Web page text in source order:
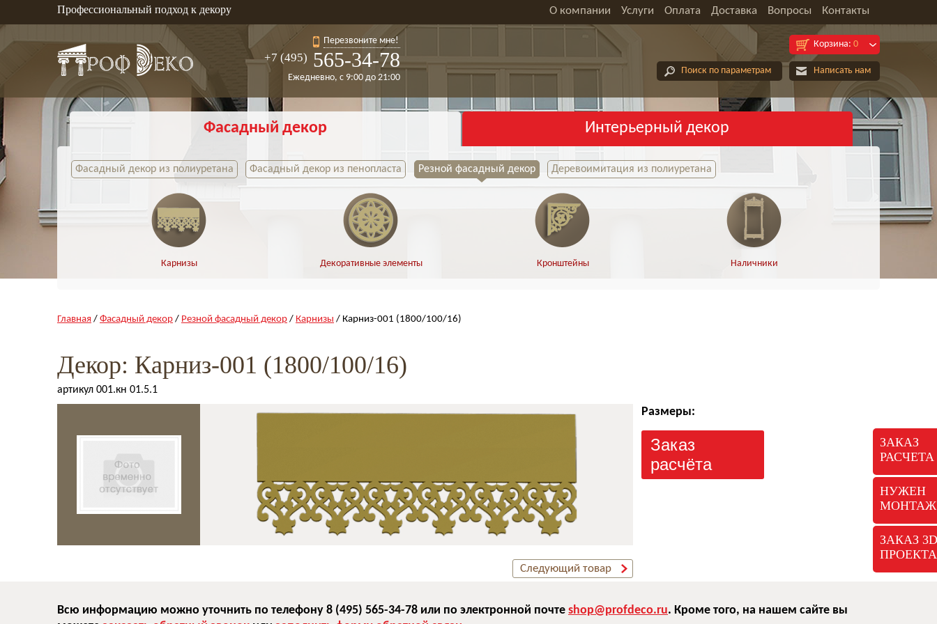
ЗАКАЗ
РАСЧЕТА
НУЖЕН
МОНТАЖ
ЗАКАЗ 3D
ПРОЕКТА
Профессиональный подход к декору О компании Услуги Оплата Доставка Вопросы Контакты
Перезвоните мне!
+7 (495) 565-34-78
Ежедневно, с 9:00 до 21:00
Корзина: 0
Написать нам
Поиск по параметрам
Фасадный декор Интерьерный декор
Фасадный декор из полиуретана Фасадный декор из пенопласта Резной фасадный декор Деревоимитация из полиуретана
Карнизы Декоративные элементы Кронштейны Наличники
Главная / Фасадный декор / Резной фасадный декор / Карнизы / Карниз-001 (1800/100/16)
Декор: Карниз-001 (1800/100/16)
артикул 001.кн 01.5.1
Размеры:
Заказ
расчёта
Следующий товар
Всю информацию можно уточнить по телефону 8 (495) 565-34-78 или по электронной почте shop@profdeco.ru. Кроме того, на нашем сайте вы